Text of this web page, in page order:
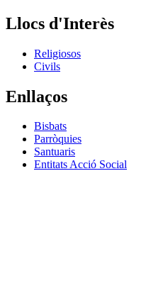
Llocs d'Interès
Religiosos
Civils
Enllaços
Bisbats
Parròquies
Santuaris
Entitats Acció Social